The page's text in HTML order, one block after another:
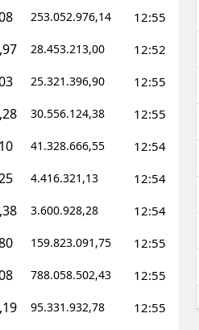
253.052.976,14 12:55
28.453.213,00 12:52
25.321.396,90 12:55
30.556.124,38 12:55
41.328.666,55 12:54
4.416.321,13 12:54
3.600.928,28 12:54
159.823.091,75 12:55
788.058.502,43 12:55
95.331.932,78 12:55